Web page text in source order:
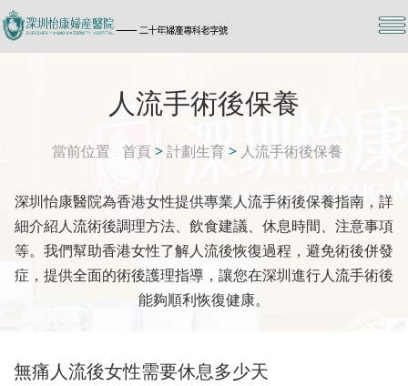
人流手術後保養
當前位置 首頁 >計劃生育> 人流手術後保養
深圳怡康醫院為香港女性提供專業人流手術後保養指南，詳
細介紹人流術後調理方法、飲食建議、休息時間、注意事項
等。我們幫助香港女性了解人流後恢復過程，避免術後併發
症，提供全面的術後護理指導，讓您在深圳進行人流手術後
能夠順利恢復健康。
無痛人流後女性需要休息多少天